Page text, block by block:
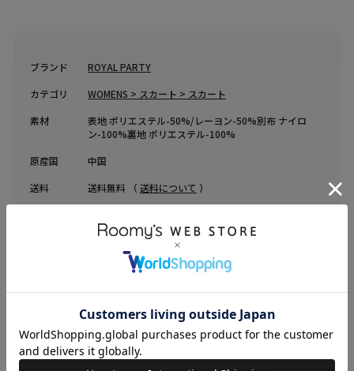
ブランド
ROYAL PARTY
カテゴリ
WOMENS > スカート > スカート
素材
表地 ポリエステル-50%/レーヨン-50%別布 ナイロ
ン-100%裏地 ポリエステル-100%
原産国
中国
送料
送料無料 （ 送料について ）
フラワーオーガンジーロングフレアスカート
74629816